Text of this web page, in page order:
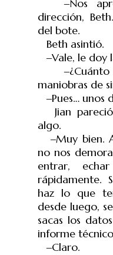
‒Nos
dirección,
del bote.
Beth asintió.
‒Vale, le doy
‒¿Cuánto
maniobras de
‒Pues… unos
Jian pareció
algo.
‒Muy bien.
no nos
entrar,
rápidamente.
haz lo que
desde luego,
sacas los
informe
‒Claro.